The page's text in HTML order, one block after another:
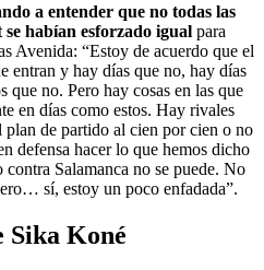
a entender que no todas las
habían esforzado igual para
Avenida: “Estoy de acuerdo que el
entran y hay días que no, hay días
que no. Pero hay cosas en las que
en días como estos. Hay rivales
plan de partido al cien por cien o no
defensa hacer lo que hemos dicho
Salamanca no se puede. No
sí, estoy un poco enfadada”.
Sika Koné